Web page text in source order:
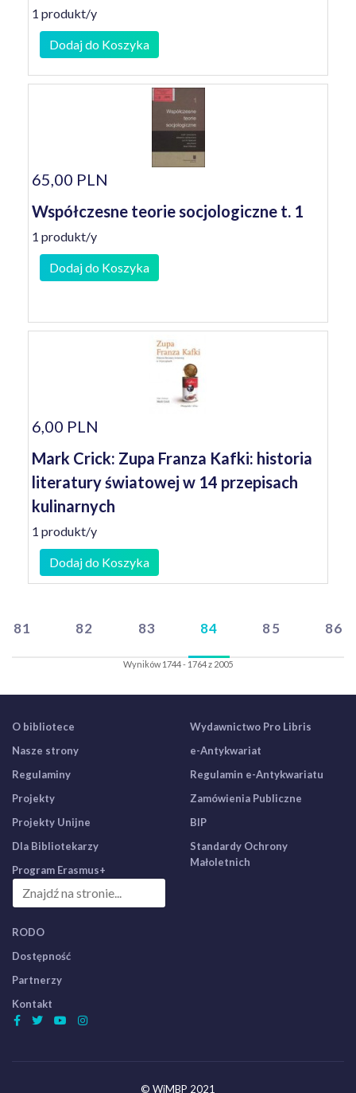
1 produkt/y
Dodaj do Koszyka
65,00 PLN
Współczesne teorie socjologiczne t. 1
1 produkt/y
Dodaj do Koszyka
6,00 PLN
Mark Crick: Zupa Franza Kafki: historia
literatury światowej w 14 przepisach
kulinarnych
1 produkt/y
Dodaj do Koszyka
81 82 83 84 85 86
Wyników 1744 - 1764 z 2005
O bibliotece
Nasze strony
Regulaminy
Projekty
Projekty Unijne
Dla Bibliotekarzy
Program Erasmus+
Wydawnictwo Pro Libris
e-Antykwariat
Regulamin e-Antykwariatu
Zamówienia Publiczne
BIP
Standardy Ochrony
Małoletnich
RODO
Dostępność
Partnerzy
Kontakt
© WiMBP 2021